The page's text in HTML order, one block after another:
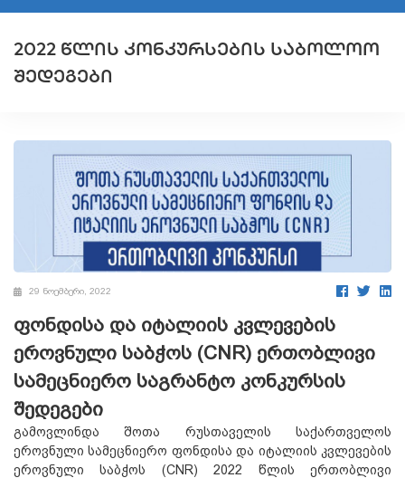
2022 ᲬᲚᲘᲡ ᲙᲝᲜᲙᲣᲠᲡᲔᲑᲘᲡ ᲡᲐᲑᲝᲚᲝᲝ
ᲨᲔᲓᲔᲒᲔᲑᲘ
29 ნოემბერი, 2022
ფონდისა და იტალიის კვლევების
ეროვნული საბჭოს (CNR) ერთობლივი
სამეცნიერო საგრანტო კონკურსის
შედეგები
გამოვლინდა შოთა რუსთაველის საქართველოს
ეროვნული სამეცნიერო ფონდისა და იტალიის კვლევების
ეროვნული საბჭოს (CNR) 2022 წლის ერთობლივი